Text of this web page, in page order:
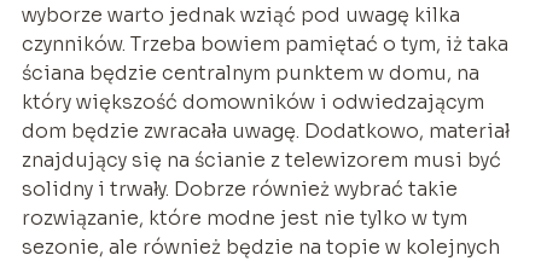
wyborze warto jednak wziąć pod uwagę kilka
czynników. Trzeba bowiem pamiętać o tym, iż taka
ściana będzie centralnym punktem w domu, na
który większość domowników i odwiedzającym
dom będzie zwracała uwagę. Dodatkowo, materiał
znajdujący się na ścianie z telewizorem musi być
solidny i trwały. Dobrze również wybrać takie
rozwiązanie, które modne jest nie tylko w tym
sezonie, ale również będzie na topie w kolejnych